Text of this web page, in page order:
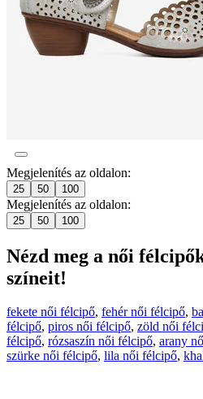
Megjelenítés az oldalon:
25 50 100
Megjelenítés az oldalon:
25 50 100
Nézd meg a női
színeit!
fekete női félcipő, fehér női félcipő,
félcipő, piros női félcipő, zöld női
félcipő, rózsaszín női félcipő, arany
szürke női félcipő, lila női félcipő,